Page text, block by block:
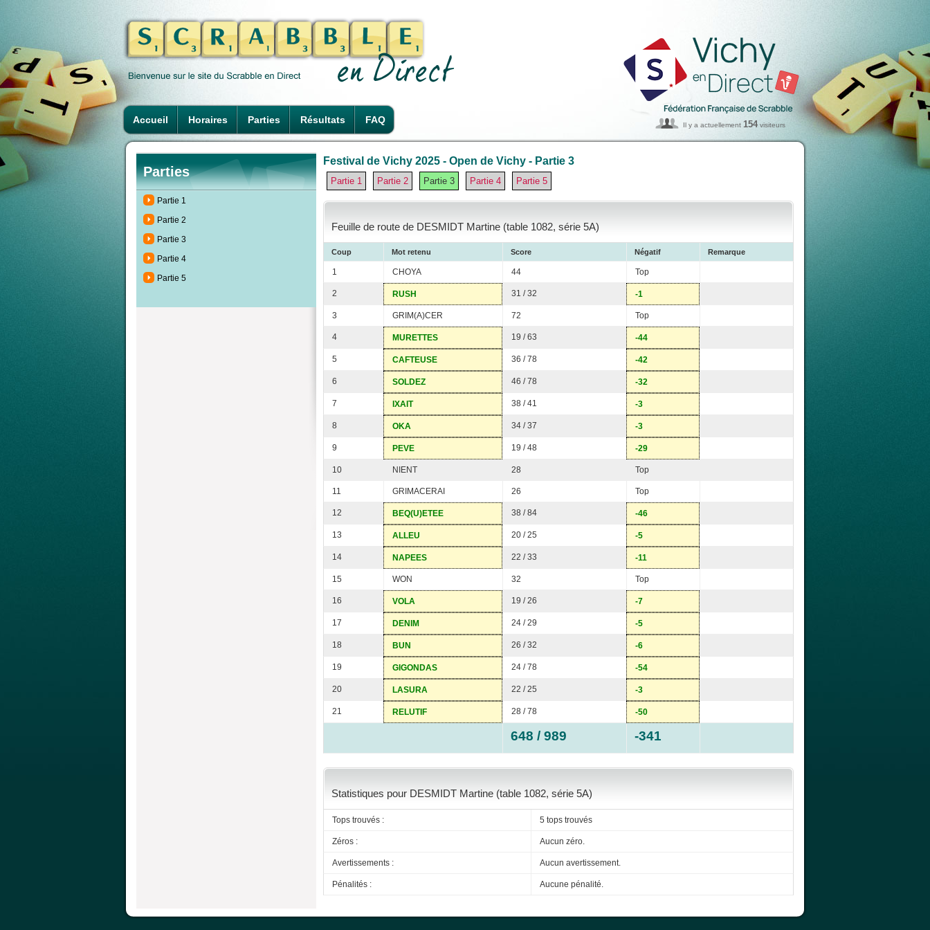
Accueil Horaires Parties Résultats FAQ Il y a actuellement 154 visiteurs
Parties
Partie 1
Partie 2
Partie 3
Partie 4
Partie 5
Festival de Vichy 2025 - Open de Vichy - Partie 3
Partie 1 Partie 2 Partie 3 Partie 4 Partie 5
Feuille de route de DESMIDT Martine (table 1082, série 5A)
Coup Mot retenu Score Négatif Remarque
1 CHOYA 44 Top
2 RUSH 31 / 32 -1
3 GRIM(A)CER 72 Top
4 MURETTES 19 / 63 -44
5 CAFTEUSE 36 / 78 -42
6 SOLDEZ 46 / 78 -32
7 IXAIT 38 / 41 -3
8 OKA 34 / 37 -3
9 PEVE 19 / 48 -29
10 NIENT 28 Top
11 GRIMACERAI 26 Top
12 BEQ(U)ETEE 38 / 84 -46
13 ALLEU 20 / 25 -5
14 NAPEES 22 / 33 -11
15 WON 32 Top
16 VOLA 19 / 26 -7
17 DENIM 24 / 29 -5
18 BUN 26 / 32 -6
19 GIGONDAS 24 / 78 -54
20 LASURA 22 / 25 -3
21 RELUTIF 28 / 78 -50
648 / 989 -341
Statistiques pour DESMIDT Martine (table 1082, série 5A)
Tops trouvés : 5 tops trouvés
Zéros : Aucun zéro.
Avertissements : Aucun avertissement.
Pénalités : Aucune pénalité.